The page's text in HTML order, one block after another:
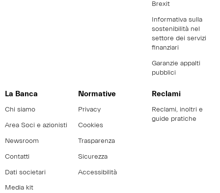
La Banca
Chi siamo
Area Soci e azionisti
Newsroom
Contatti
Dati societari
Media kit
Normative
Privacy
Cookies
Trasparenza
Sicurezza
Accessibilità
Reclami
Reclami, inoltri e
guide pratiche
Brexit
Informativa sulla
sostenibilità nel
settore dei servizi
finanziari
Garanzie appalti
pubblici